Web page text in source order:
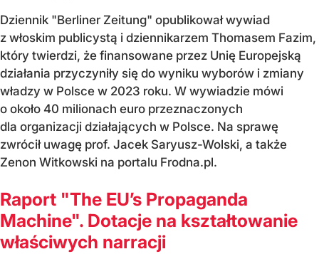
Dziennik "Berliner Zeitung" opublikował wywiad
z włoskim publicystą i dziennikarzem Thomasem Fazim,
który twierdzi, że finansowane przez Unię Europejską
działania przyczyniły się do wyniku wyborów i zmiany
władzy w Polsce w 2023 roku. W wywiadzie mówi
o około 40 milionach euro przeznaczonych
dla organizacji działających w Polsce. Na sprawę
zwrócił uwagę prof. Jacek Saryusz-Wolski, a także
Zenon Witkowski na portalu Frodna.pl.
Raport "The EU’s Propaganda
Machine". Dotacje na kształtowanie
właściwych narracji